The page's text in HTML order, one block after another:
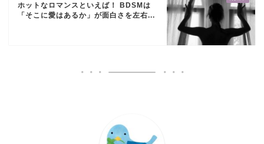
ホットなロマンスといえば！ BDSMは
「そこに愛はあるか」が面白さを左右...